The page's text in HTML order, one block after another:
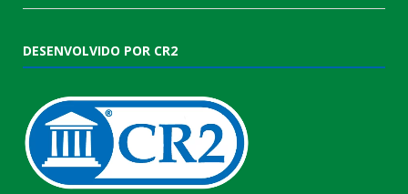
DESENVOLVIDO POR CR2